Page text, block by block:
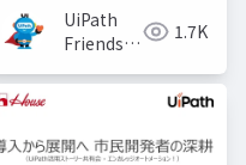
UiPath
Friends
1.7K